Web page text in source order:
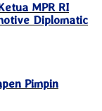
MPR RI
Diplomatic
Pimpin